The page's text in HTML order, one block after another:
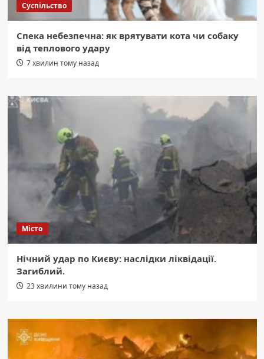
Суспільство
Спека небезпечна: як врятувати кота чи собаку
від теплового удару
7 хвилин тому назад
Місто
Нічний удар по Києву: наслідки ліквідації.
Загиблий.
23 хвилини тому назад